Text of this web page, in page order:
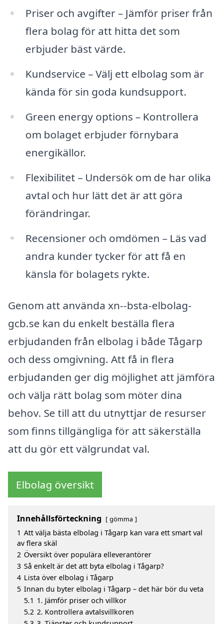
Priser och avgifter – Jämför priser från
flera bolag för att hitta det som
erbjuder bäst värde.
Kundservice – Välj ett elbolag som är
kända för sin goda kundsupport.
Green energy options – Kontrollera
om bolaget erbjuder förnybara
energikällor.
Flexibilitet – Undersök om de har olika
avtal och hur lätt det är att göra
förändringar.
Recensioner och omdömen – Läs vad
andra kunder tycker för att få en
känsla för bolagets rykte.
Genom att använda xn--bsta-elbolag-
gcb.se kan du enkelt beställa flera
erbjudanden från elbolag i både Tågarp
och dess omgivning. Att få in flera
erbjudanden ger dig möjlighet att jämföra
och välja rätt bolag som möter dina
behov. Se till att du utnyttjar de resurser
som finns tillgängliga för att säkerställa
att du gör ett välgrundat val.
Elbolag översikt
Innehållsförteckning gömma
1 Att välja bästa elbolag i Tågarp kan vara ett smart val
av flera skäl
2 Översikt över populära elleverantörer
3 Så enkelt är det att byta elbolag i Tågarp?
4 Lista över elbolag i Tågarp
5 Innan du byter elbolag i Tågarp – det här bör du veta
5.1 1. Jämför priser och villkor
5.2 2. Kontrollera avtalsvillkoren